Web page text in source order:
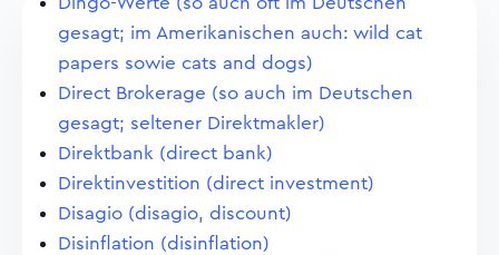
gesagt; im Amerikanischen auch: wild cat
papers sowie cats and dogs)
Direct Brokerage (so auch im Deutschen
gesagt; seltener Direktmakler)
Direktbank (direct bank)
Direktinvestition (direct investment)
Disagio (disagio, discount)
Disinflation (disinflation)